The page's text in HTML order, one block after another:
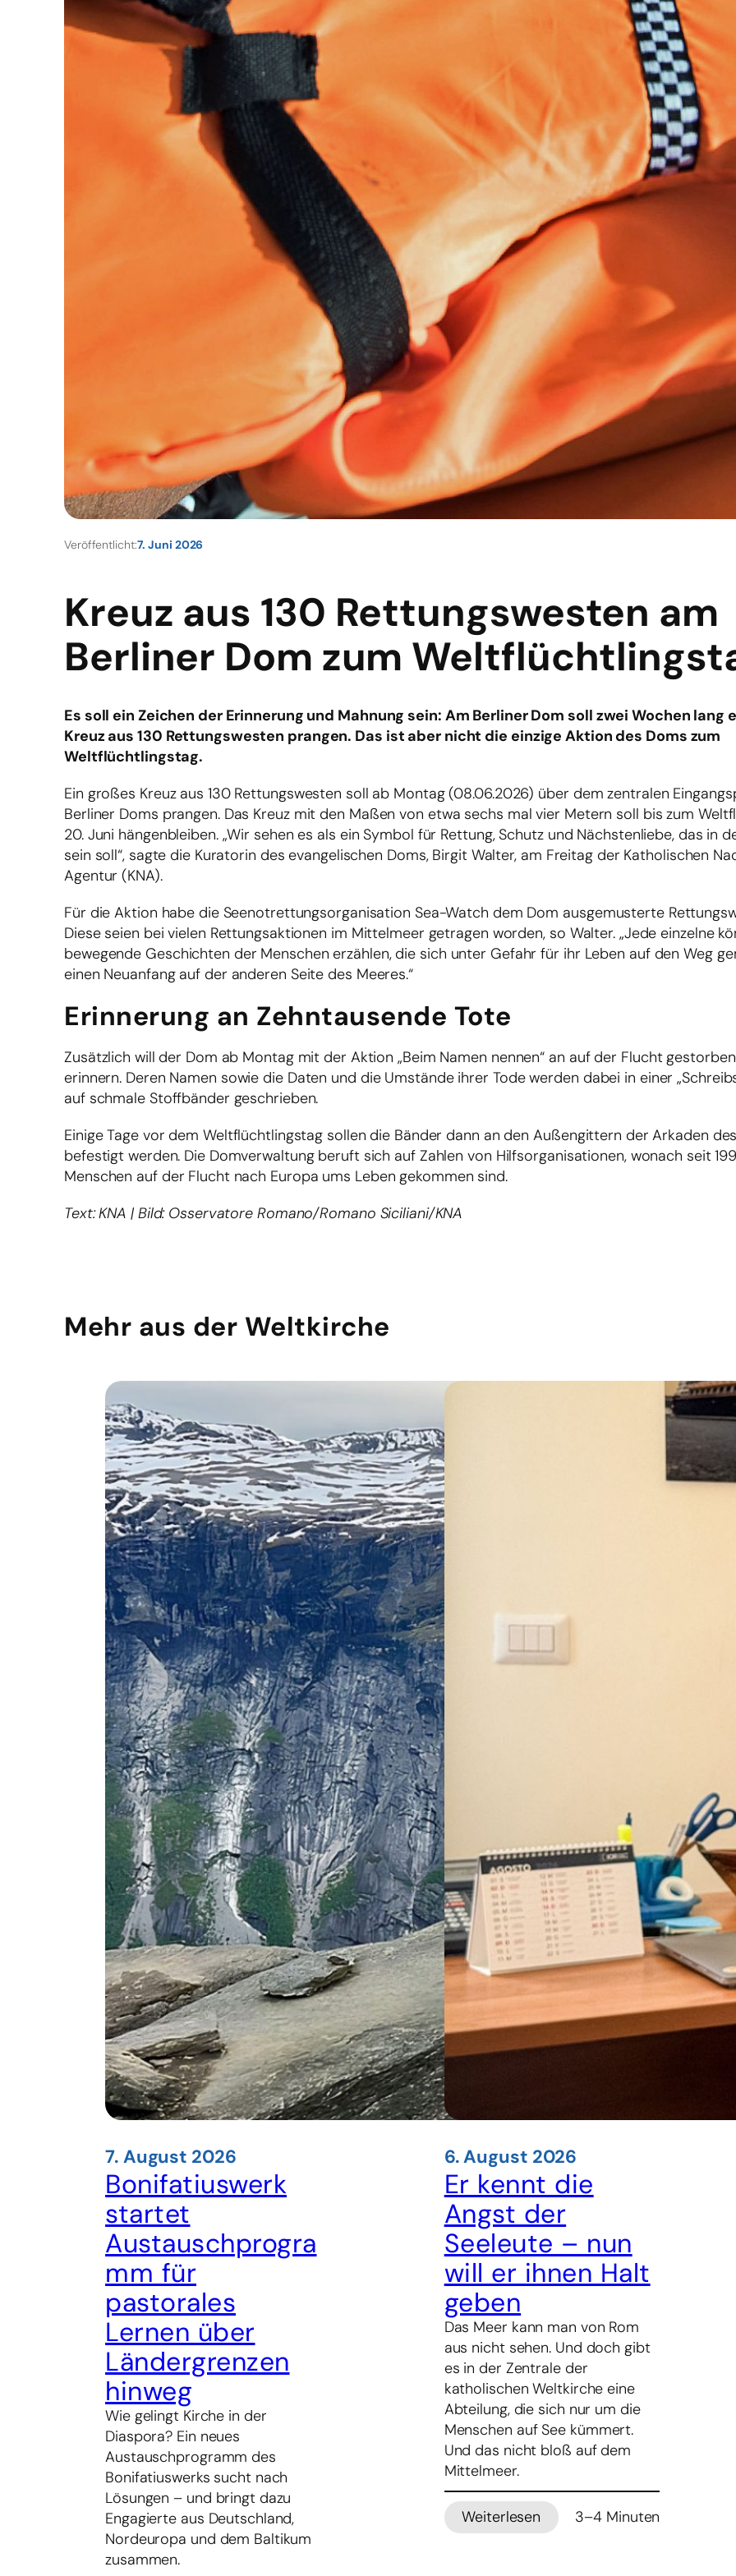
Veröffentlicht:7. Juni 2026
Kreuz aus 130 Rettungswesten am
Berliner Dom zum
Es soll ein Zeichen der Erinnerung und Mahnung sein: Am Berliner Dom soll zwei Wochen lang
Kreuz aus 130 Rettungswesten prangen. Das ist aber nicht die einzige Aktion des Doms zum
Weltflüchtlingstag.
Ein großes Kreuz aus 130 Rettungswesten soll ab Montag (08.06.2026) über dem zentralen
Berliner Doms prangen. Das Kreuz mit den Maßen von etwa sechs mal vier Metern soll bis zum
20. Juni hängenbleiben. „Wir sehen es als ein Symbol für Rettung, Schutz und Nächstenliebe, das in
sein soll“, sagte die Kuratorin des evangelischen Doms, Birgit Walter, am Freitag der Katholischen
Agentur (KNA).
Für die Aktion habe die Seenotrettungsorganisation Sea-Watch dem Dom ausgemusterte
Diese seien bei vielen Rettungsaktionen im Mittelmeer getragen worden, so Walter. „Jede einzelne
bewegende Geschichten der Menschen erzählen, die sich unter Gefahr für ihr Leben auf den Weg
einen Neuanfang auf der anderen Seite des Meeres.“
Erinnerung an Zehntausende Tote
Zusätzlich will der Dom ab Montag mit der Aktion „Beim Namen nennen“ an auf der Flucht
erinnern. Deren Namen sowie die Daten und die Umstände ihrer Tode werden dabei in einer
auf schmale Stoffbänder geschrieben.
Einige Tage vor dem Weltflüchtlingstag sollen die Bänder dann an den Außengittern der Arkaden
befestigt werden. Die Domverwaltung beruft sich auf Zahlen von Hilfsorganisationen, wonach seit
Menschen auf der Flucht nach Europa ums Leben gekommen sind.
Text: KNA | Bild: Osservatore Romano/Romano Siciliani/KNA
Mehr aus der Weltkirche
7. August 2026
Bonifatiuswerk
startet
Austauschprogra
mm für
pastorales
Lernen über
Ländergrenzen
hinweg
Wie gelingt Kirche in der
Diaspora? Ein neues
Austauschprogramm des
Bonifatiuswerks sucht nach
Lösungen – und bringt dazu
Engagierte aus Deutschland,
Nordeuropa und dem Baltikum
zusammen.
6. August 2026
Er kennt die
Angst der
Seeleute – nun
will er ihnen Halt
geben
Das Meer kann man von Rom
aus nicht sehen. Und doch gibt
es in der Zentrale der
katholischen Weltkirche eine
Abteilung, die sich nur um die
Menschen auf See kümmert.
Und das nicht bloß auf dem
Mittelmeer.
Weiterlesen
:
3–4 Minuten